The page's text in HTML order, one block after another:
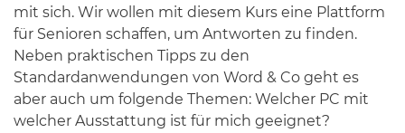
mit sich. Wir wollen mit diesem Kurs eine Plattform
für Senioren schaffen, um Antworten zu finden.
Neben praktischen Tipps zu den
Standardanwendungen von Word & Co geht es
aber auch um folgende Themen: Welcher PC mit
welcher Ausstattung ist für mich geeignet?